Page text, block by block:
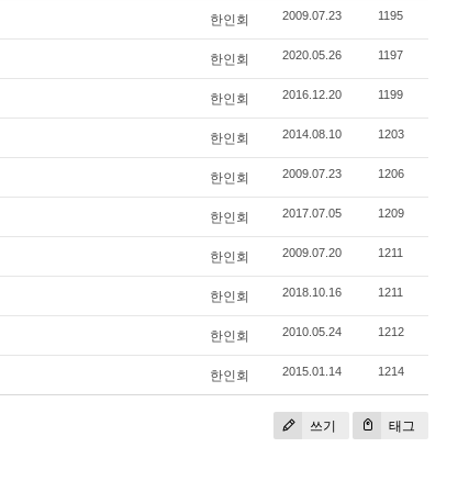
한인회 2009.07.23 1195
한인회 2020.05.26 1197
한인회 2016.12.20 1199
한인회 2014.08.10 1203
한인회 2009.07.23 1206
한인회 2017.07.05 1209
한인회 2009.07.20 1211
한인회 2018.10.16 1211
한인회 2010.05.24 1212
한인회 2015.01.14 1214
쓰기 태그